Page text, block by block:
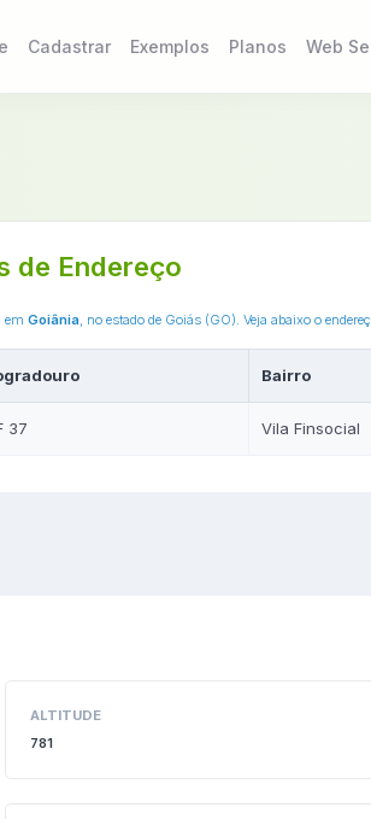
Cadastrar Exemplos Planos Web
de Endereço
, em Goiânia, no estado de Goiás (GO). Veja abaixo o
Bairro
37 Vila Finsocial
ALTITUDE
781